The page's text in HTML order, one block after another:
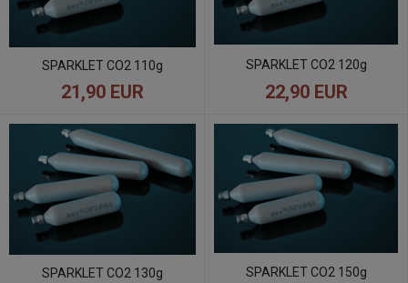
SPARKLET CO2 110g
21,90 EUR
SPARKLET CO2 120g
22,90 EUR
SPARKLET CO2 130g SPARKLET CO2 150g